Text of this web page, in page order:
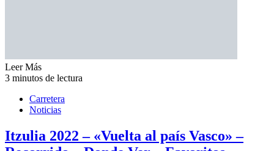
Leer Más
3 minutos de lectura
Carretera
Noticias
Itzulia 2022 – «Vuelta al país Vasco» –